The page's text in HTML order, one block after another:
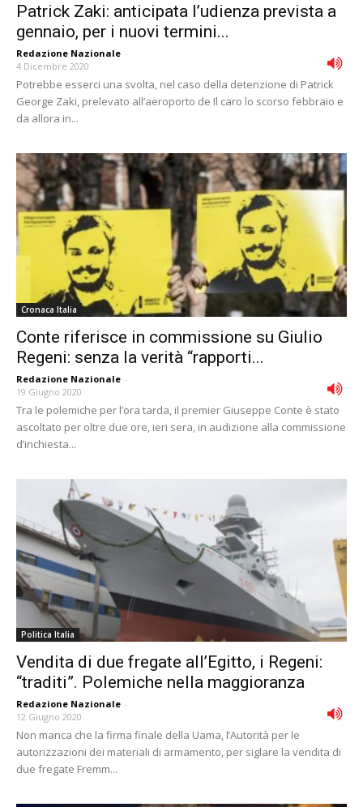
Patrick Zaki: anticipata l’udienza prevista a
gennaio, per i nuovi termini...
Redazione Nazionale -
4 Dicembre 2020
Potrebbe esserci una svolta, nel caso della detenzione di Patrick
George Zaki, prelevato all’aeroporto de Il caro lo scorso febbraio e
da allora in...
Cronaca Italia
Conte riferisce in commissione su Giulio
Regeni: senza la verità “rapporti...
Redazione Nazionale -
19 Giugno 2020
Tra le polemiche per l’ora tarda, il premier Giuseppe Conte è stato
ascoltato per oltre due ore, ieri sera, in audizione alla commissione
d’inchiesta...
Politica Italia
Vendita di due fregate all’Egitto, i Regeni:
“traditi”. Polemiche nella maggioranza
Redazione Nazionale -
12 Giugno 2020
Non manca che la firma finale della Uama, l’Autorità per le
autorizzazioni dei materiali di armamento, per siglare la vendita di
due fregate Fremm...